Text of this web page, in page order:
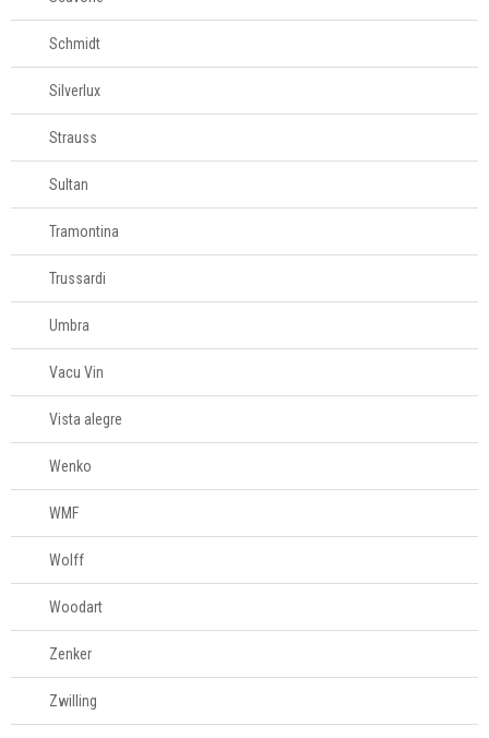
Schmidt
Silverlux
Strauss
Sultan
Tramontina
Trussardi
Umbra
Vacu Vin
Vista alegre
Wenko
WMF
Wolff
Woodart
Zenker
Zwilling